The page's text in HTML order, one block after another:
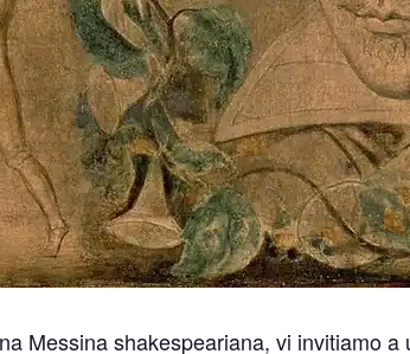
Messina shakespeariana, vi invitiamo